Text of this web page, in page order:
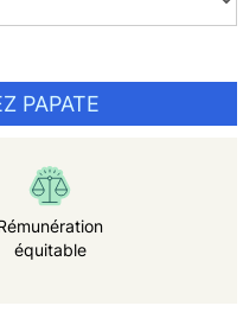
PAPATE
équitable